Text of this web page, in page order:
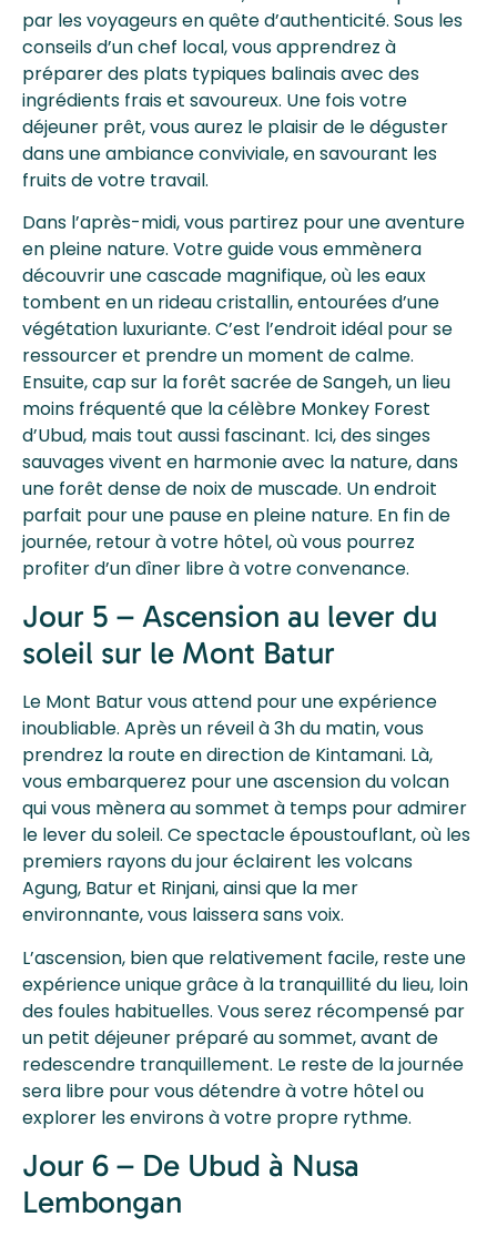
par les voyageurs en quête d’authenticité. Sous les
conseils d’un chef local, vous apprendrez à
préparer des plats typiques balinais avec des
ingrédients frais et savoureux. Une fois votre
déjeuner prêt, vous aurez le plaisir de le déguster
dans une ambiance conviviale, en savourant les
fruits de votre travail.
Dans l’après-midi, vous partirez pour une aventure
en pleine nature. Votre guide vous emmènera
découvrir une cascade magnifique, où les eaux
tombent en un rideau cristallin, entourées d’une
végétation luxuriante. C’est l’endroit idéal pour se
ressourcer et prendre un moment de calme.
Ensuite, cap sur la forêt sacrée de Sangeh, un lieu
moins fréquenté que la célèbre Monkey Forest
d’Ubud, mais tout aussi fascinant. Ici, des singes
sauvages vivent en harmonie avec la nature, dans
une forêt dense de noix de muscade. Un endroit
parfait pour une pause en pleine nature. En fin de
journée, retour à votre hôtel, où vous pourrez
profiter d’un dîner libre à votre convenance.
Jour 5 – Ascension au lever du
soleil sur le Mont Batur
Le Mont Batur vous attend pour une expérience
inoubliable. Après un réveil à 3h du matin, vous
prendrez la route en direction de Kintamani. Là,
vous embarquerez pour une ascension du volcan
qui vous mènera au sommet à temps pour admirer
le lever du soleil. Ce spectacle époustouflant, où les
premiers rayons du jour éclairent les volcans
Agung, Batur et Rinjani, ainsi que la mer
environnante, vous laissera sans voix.
L’ascension, bien que relativement facile, reste une
expérience unique grâce à la tranquillité du lieu, loin
des foules habituelles. Vous serez récompensé par
un petit déjeuner préparé au sommet, avant de
redescendre tranquillement. Le reste de la journée
sera libre pour vous détendre à votre hôtel ou
explorer les environs à votre propre rythme.
Jour 6 – De Ubud à Nusa
Lembongan